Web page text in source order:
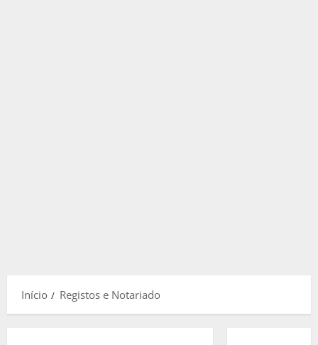
Início Registos e Notariado